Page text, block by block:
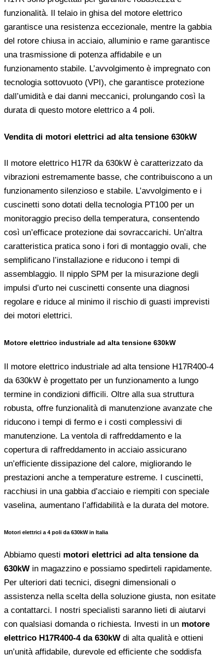
funzionalità. Il telaio in ghisa del motore elettrico
garantisce una resistenza eccezionale, mentre la gabbia
del rotore chiusa in acciaio, alluminio e rame garantisce
una trasmissione di potenza affidabile e un
funzionamento stabile. L’avvolgimento è impregnato con
tecnologia sottovuoto (VPI), che garantisce protezione
dall’umidità e dai danni meccanici, prolungando così la
durata di questo motore elettrico a 4 poli.
Vendita di motori elettrici ad alta tensione 630kW
Il motore elettrico H17R da 630kW è caratterizzato da
vibrazioni estremamente basse, che contribuiscono a un
funzionamento silenzioso e stabile. L’avvolgimento e i
cuscinetti sono dotati della tecnologia PT100 per un
monitoraggio preciso della temperatura, consentendo
così un’efficace protezione dai sovraccarichi. Un’altra
caratteristica pratica sono i fori di montaggio ovali, che
semplificano l’installazione e riducono i tempi di
assemblaggio. Il nipplo SPM per la misurazione degli
impulsi d’urto nei cuscinetti consente una diagnosi
regolare e riduce al minimo il rischio di guasti imprevisti
dei motori elettrici.
Motore elettrico industriale ad alta tensione 630kW
Il motore elettrico industriale ad alta tensione H17R400-4
da 630kW è progettato per un funzionamento a lungo
termine in condizioni difficili. Oltre alla sua struttura
robusta, offre funzionalità di manutenzione avanzate che
riducono i tempi di fermo e i costi complessivi di
manutenzione. La ventola di raffreddamento e la
copertura di raffreddamento in acciaio assicurano
un’efficiente dissipazione del calore, migliorando le
prestazioni anche a temperature estreme. I cuscinetti,
racchiusi in una gabbia d’acciaio e riempiti con speciale
vaselina, aumentano l’affidabilità e la durata del motore.
Motori elettrici a 4 poli da 630kW in Italia
Abbiamo questi motori elettrici ad alta tensione da
630kW in magazzino e possiamo spedirteli rapidamente.
Per ulteriori dati tecnici, disegni dimensionali o
assistenza nella scelta della soluzione giusta, non esitate
a contattarci. I nostri specialisti saranno lieti di aiutarvi
con qualsiasi domanda o richiesta. Investi in un motore
elettrico H17R400-4 da 630kW di alta qualità e ottieni
un’unità affidabile, durevole ed efficiente che soddisfa